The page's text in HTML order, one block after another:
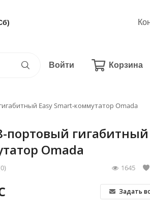
Войти Корзина
Easy Smart-коммутатор Omada
портовый гигабитный
Omada
1645
Задать